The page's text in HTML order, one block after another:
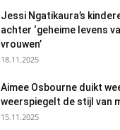
Jessi Ngatikaura’s
achter ‘geheime levens
vrouwen’
18.11.2025
Aimee Osbourne duikt
weerspiegelt de stijl van
15.11.2025